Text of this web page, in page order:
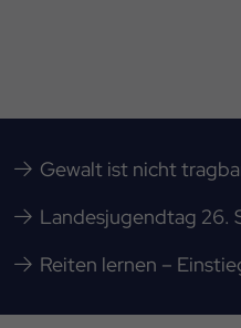
Gewalt ist nicht
Landesjugendtag 26.
Reiten lernen –